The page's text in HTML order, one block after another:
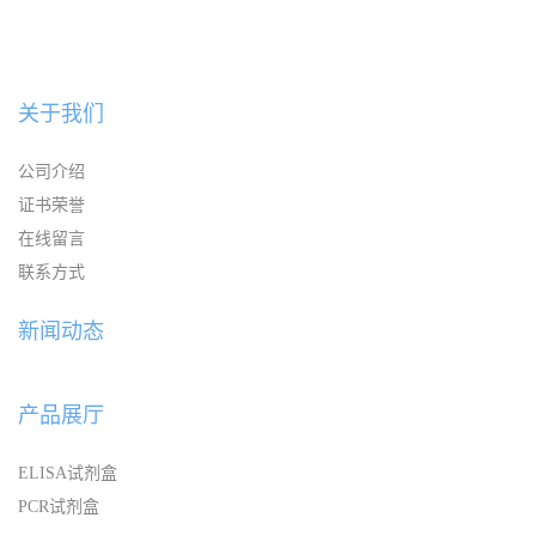
关于我们
公司介绍
证书荣誉
在线留言
联系方式
新闻动态
产品展厅
ELISA试剂盒
PCR试剂盒